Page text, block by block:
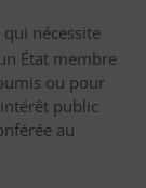
nécessite
État membre
ou pour
public
au